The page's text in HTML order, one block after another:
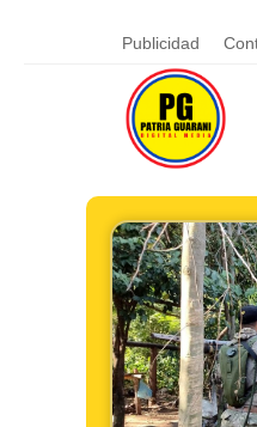
Publicidad